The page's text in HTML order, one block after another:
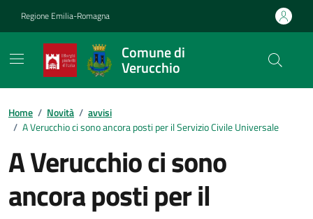
Regione Emilia-Romagna
Comune di
Verucchio
Contenuti in evidenza
Home / Novità / avvisi
/ A Verucchio ci sono ancora posti per il Servizio Civile Universale
A Verucchio ci sono
ancora posti per il